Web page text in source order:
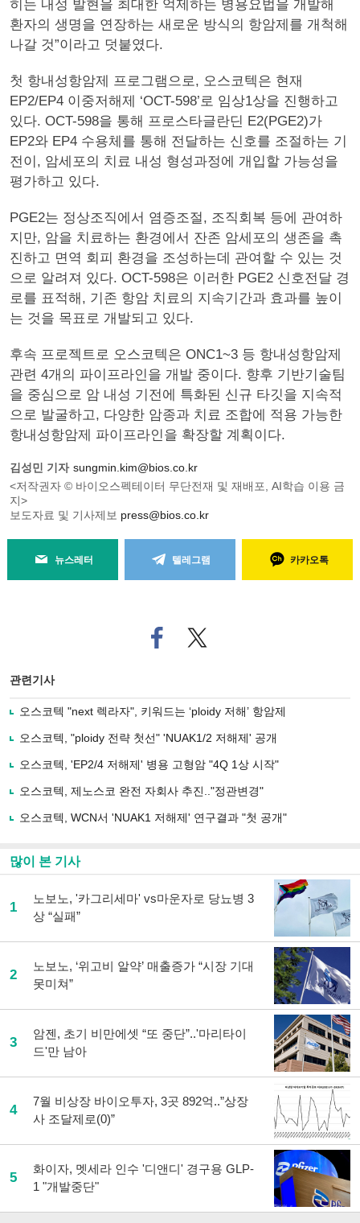
히는 내성 발현을 최대한 억제하는 병용요법을 개발해
환자의 생명을 연장하는 새로운 방식의 항암제를 개척해
나갈 것”이라고 덧붙였다.
첫 항내성항암제 프로그램으로, 오스코텍은 현재
EP2/EP4 이중저해제 ‘OCT-598’로 임상1상을 진행하고
있다. OCT-598을 통해 프로스타글란딘 E2(PGE2)가
EP2와 EP4 수용체를 통해 전달하는 신호를 조절하는 기
전이, 암세포의 치료 내성 형성과정에 개입할 가능성을
평가하고 있다.
PGE2는 정상조직에서 염증조절, 조직회복 등에 관여하
지만, 암을 치료하는 환경에서 잔존 암세포의 생존을 촉
진하고 면역 회피 환경을 조성하는데 관여할 수 있는 것
으로 알려져 있다. OCT-598은 이러한 PGE2 신호전달 경
로를 표적해, 기존 항암 치료의 지속기간과 효과를 높이
는 것을 목표로 개발되고 있다.
후속 프로젝트로 오스코텍은 ONC1~3 등 항내성항암제
관련 4개의 파이프라인을 개발 중이다. 향후 기반기술팀
을 중심으로 암 내성 기전에 특화된 신규 타깃을 지속적
으로 발굴하고, 다양한 암종과 치료 조합에 적용 가능한
항내성항암제 파이프라인을 확장할 계획이다.
김성민 기자 sungmin.kim@bios.co.kr
<저작권자 © 바이오스펙테이터 무단전재 및 재배포, AI학습 이용 금
지>
보도자료 및 기사제보 press@bios.co.kr
뉴스레터 텔레그램 카카오톡
페
이
로
기
사
유
기
트위
터로
관련기사
오스코텍 "next 렉라자", 키워드는 ‘ploidy 저해’ 항암제
오스코텍, "ploidy 전략 첫선" 'NUAK1/2 저해제' 공개
오스코텍, 'EP2/4 저해제' 병용 고형암 "4Q 1상 시작"
오스코텍, 제노스코 완전 자회사 추진.."정관변경"
오스코텍, WCN서 'NUAK1 저해제' 연구결과 "첫 공개"
많이 본 기사
1
노보노, '카그리세마' vs마운자로 당뇨병 3
상 “실패”
2
노보노, ‘위고비 알약’ 매출증가 “시장 기대
못미쳐”
3
암젠, 초기 비만에셋 “또 중단”..'마리타이
드'만 남아
4
7월 비상장 바이오투자, 3곳 892억..”상장
사 조달제로(0)”
5
화이자, 멧세라 인수 '디앤디' 경구용 GLP-
1 "개발중단"